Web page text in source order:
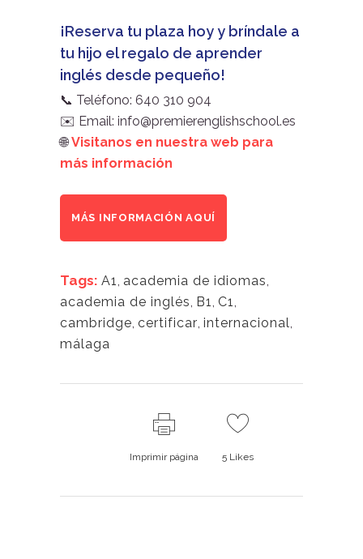
¡Reserva tu plaza hoy y bríndale a
tu hijo el regalo de aprender
inglés desde pequeño!
📞 Teléfono: 640 310 904
✉️ Email: info@premierenglishschool.es
🌐Visitanos en nuestra web para
más información
MÁS INFORMACIÓN AQUÍ
Tags: A1 academia de idiomas
academia de inglés B1 C1
cambridge certificar internacional
málaga
Imprimir página 5 Likes